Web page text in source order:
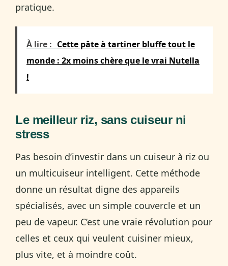
pratique.
À lire : Cette pâte à tartiner bluffe tout le
monde : 2x moins chère que le vrai Nutella
!
Le meilleur riz, sans cuiseur ni
stress
Pas besoin d’investir dans un cuiseur à riz ou
un multicuiseur intelligent. Cette méthode
donne un résultat digne des appareils
spécialisés, avec un simple couvercle et un
peu de vapeur. C’est une vraie révolution pour
celles et ceux qui veulent cuisiner mieux,
plus vite, et à moindre coût.